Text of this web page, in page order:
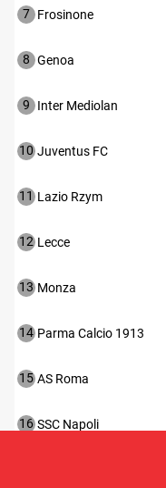
7 Frosinone
8 Genoa
9 Inter Mediolan
10 Juventus FC
11 Lazio Rzym
12 Lecce
13 Monza
14 Parma Calcio 1913
15 AS Roma
16 SSC Napoli